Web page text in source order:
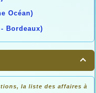
Océan)
Bordeaux)

la liste des affaires à